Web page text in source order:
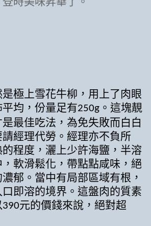
極上雪花牛柳，用上了肉眼
均，份量足有250g 。這塊靚
最佳吃法，為免失敗而白白
經理代勞。經理亦不負所
程度，灑上少許海鹽，半溶
軟滑鬆化，帶點點咸味，絕
郁。當中有局部區域有根，
即溶的境界。這盤肉的質素
390元的價錢來說，絕對超